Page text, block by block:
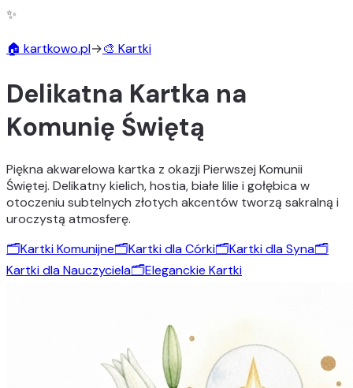
✨
🏠 kartkowo.pl→🎨 Kartki
Delikatna Kartka na
Komunię Świętą
Piękna akwarelowa kartka z okazji Pierwszej Komunii
Świętej. Delikatny kielich, hostia, białe lilie i gołębica w
otoczeniu subtelnych złotych akcentów tworzą sakralną i
uroczystą atmosferę.
🗂️Kartki Komunijne🗂️Kartki dla Córki🗂️Kartki dla Syna🗂️
Kartki dla Nauczyciela🗂️Eleganckie Kartki